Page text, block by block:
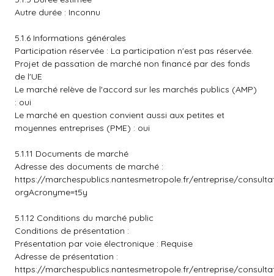
Autre durée : Inconnu
5.1.6 Informations générales
Participation réservée : La participation n'est pas réservée.
Projet de passation de marché non financé par des fonds
de l'UE
Le marché relève de l'accord sur les marchés publics (AMP)
: oui
Le marché en question convient aussi aux petites et
moyennes entreprises (PME) : oui
5.1.11 Documents de marché
Adresse des documents de marché :
https://marchespublics.nantesmetropole.fr/entreprise/
orgAcronyme=t5y
5.1.12 Conditions du marché public
Conditions de présentation :
Présentation par voie électronique : Requise
Adresse de présentation :
https://marchespublics.nantesmetropole.fr/entreprise/